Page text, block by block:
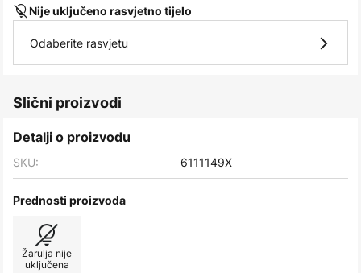
Nije uključeno rasvjetno tijelo
Odaberite rasvjetu
Slični proizvodi
Detalji o proizvodu
SKU: 6111149X
Prednosti proizvoda
Žarulja nije
uključena